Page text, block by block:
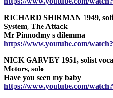
RICHARD SHIRMAN 1949,
System, The Attack
Mr Pinnodmy s dilemma
https://www.youtube.com/
NICK GARVEY 1951, solist
Motors, solo
Have you seen my baby
https://www.youtube.com/